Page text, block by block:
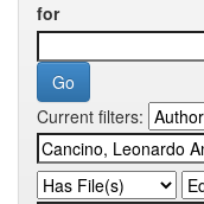
for
Current filters: